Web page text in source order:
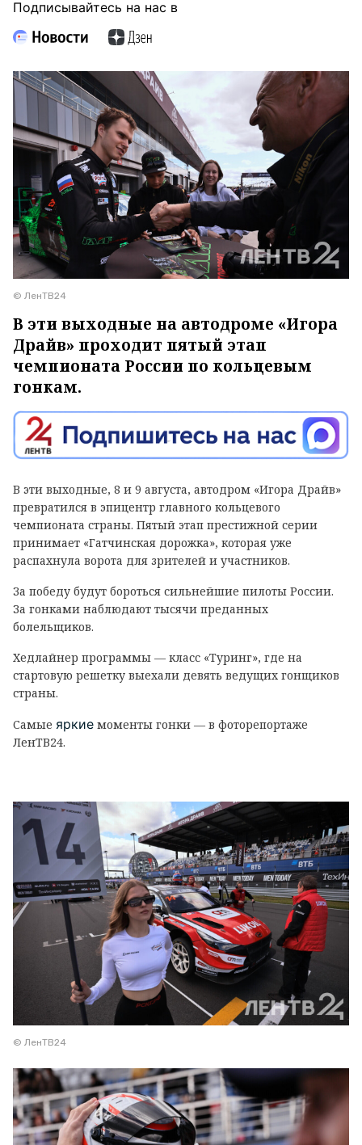
Подписывайтесь на нас в
© ЛенТВ24
В эти выходные на автодроме «Игора
Драйв» проходит пятый этап
чемпионата России по кольцевым
гонкам.
В эти выходные, 8 и 9 августа, автодром «Игора Драйв»
превратился в эпицентр главного кольцевого
чемпионата страны. Пятый этап престижной серии
принимает «Гатчинская дорожка», которая уже
распахнула ворота для зрителей и участников.
За победу будут бороться сильнейшие пилоты России.
За гонками наблюдают тысячи преданных
болельщиков.
Хедлайнер программы — класс «Туринг», где на
стартовую решетку выехали девять ведущих гонщиков
страны.
Самые яркие моменты гонки — в фоторепортаже
ЛенТВ24.
© ЛенТВ24